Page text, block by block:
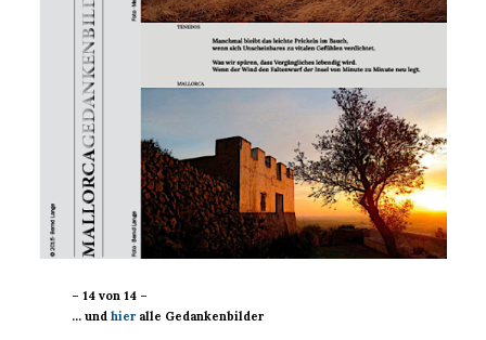
– 14 von 14 –
… undhier alle Gedankenbilder